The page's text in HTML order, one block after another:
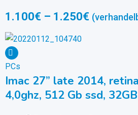
1.100€ – 1.250€
PCs
Imac 27” late 2014,
4,0ghz, 512 Gb ssd,